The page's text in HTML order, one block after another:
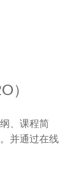
）
、课程简
并通过在线